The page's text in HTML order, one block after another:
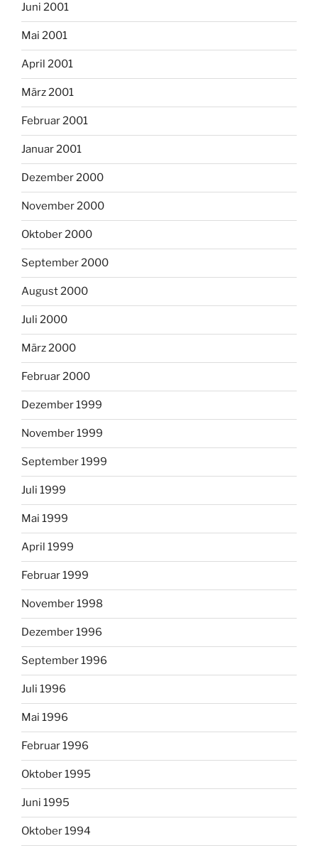
Juni 2001
Mai 2001
April 2001
März 2001
Februar 2001
Januar 2001
Dezember 2000
November 2000
Oktober 2000
September 2000
August 2000
Juli 2000
März 2000
Februar 2000
Dezember 1999
November 1999
September 1999
Juli 1999
Mai 1999
April 1999
Februar 1999
November 1998
Dezember 1996
September 1996
Juli 1996
Mai 1996
Februar 1996
Oktober 1995
Juni 1995
Oktober 1994